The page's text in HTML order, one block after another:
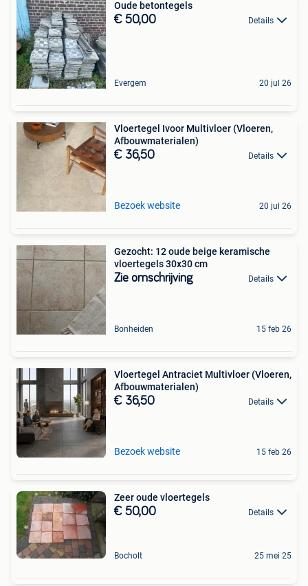
Oude betontegels
€ 50,00 Details
Evergem 20 jul 26
Vloertegel Ivoor Multivloer (Vloeren,
Afbouwmaterialen)
€ 36,50 Details
Bezoek website 20 jul 26
Gezocht: 12 oude beige keramische
vloertegels 30x30 cm
Zie omschrijving Details
Bonheiden 15 feb 26
Vloertegel Antraciet Multivloer (Vloeren,
Afbouwmaterialen)
€ 36,50 Details
Bezoek website 15 feb 26
Zeer oude vloertegels
€ 50,00 Details
Bocholt 25 mei 25